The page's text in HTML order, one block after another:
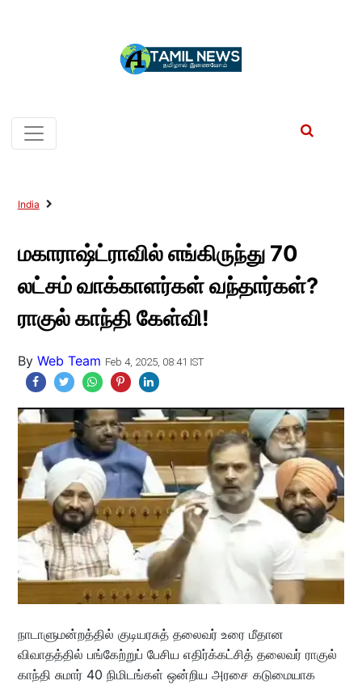
India
மகாராஷ்ட்ராவில் எங்கிருந்து 70
லட்சம் வாக்காளர்கள் வந்தார்கள்?
ராகுல் காந்தி கேள்வி!
By Web Team Feb 4, 2025, 08:41 IST
நாடாளுமன்றத்தில் குடியரசுத் தலைவர் உரை மீதான
விவாதத்தில் பங்கேற்றுப் பேசிய எதிர்க்கட்சித் தலைவர் ராகுல்
காந்தி சுமார் 40 நிமிடங்கள் ஒன்றிய அரசை கடுமையாக